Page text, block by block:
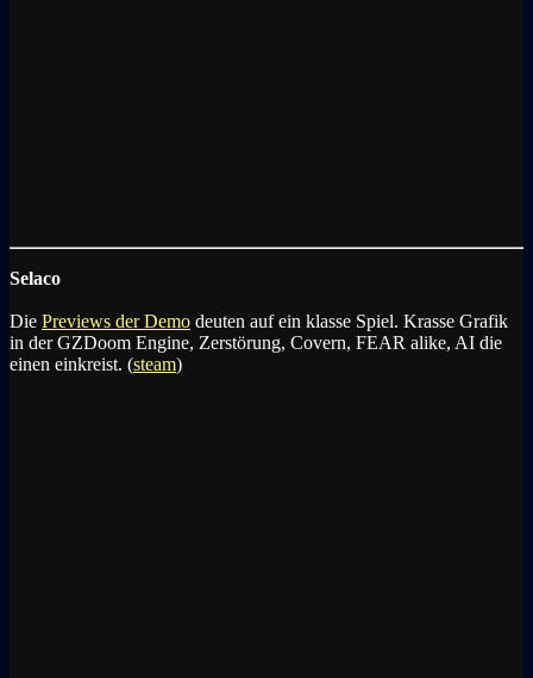
Selaco
Die Previews der Demo deuten auf ein klasse Spiel. Krasse Grafik
in der GZDoom Engine, Zerstörung, Covern, FEAR alike, AI die
einen einkreist. (steam)